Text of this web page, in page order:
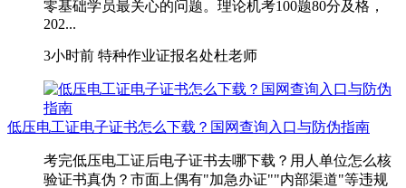
零基础学员最关心的问题。理论机考100题80分及格，
202...
3小时前 特种作业证报名处杜老师
低压电工证电子证书怎么下载？国网查询入口与防伪指南
考完低压电工证后电子证书去哪下载？用人单位怎么核
验证书真伪？市面上偶有"加急办证""内部渠道"等违规